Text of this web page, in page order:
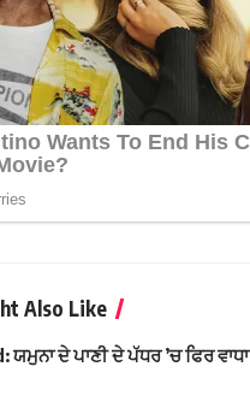
Also Like
ਯਮੁਨਾ ਦੇ ਪਾਣੀ ਦੇ ਪੱਧਰ ’ਚ ਫਿਰ ਵਾਧਾ